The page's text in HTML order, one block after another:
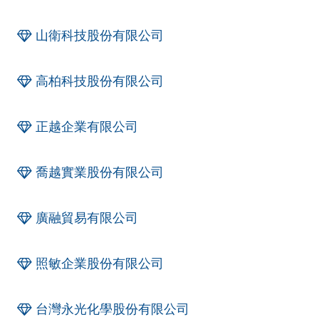
山衛科技股份有限公司
高柏科技股份有限公司
正越企業有限公司
喬越實業股份有限公司
廣融貿易有限公司
照敏企業股份有限公司
台灣永光化學股份有限公司